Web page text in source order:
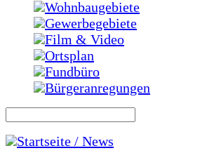
Wohnbaugebiete
Gewerbegebiete
Film & Video
Ortsplan
Fundbüro
Bürgeranregungen
Startseite / News